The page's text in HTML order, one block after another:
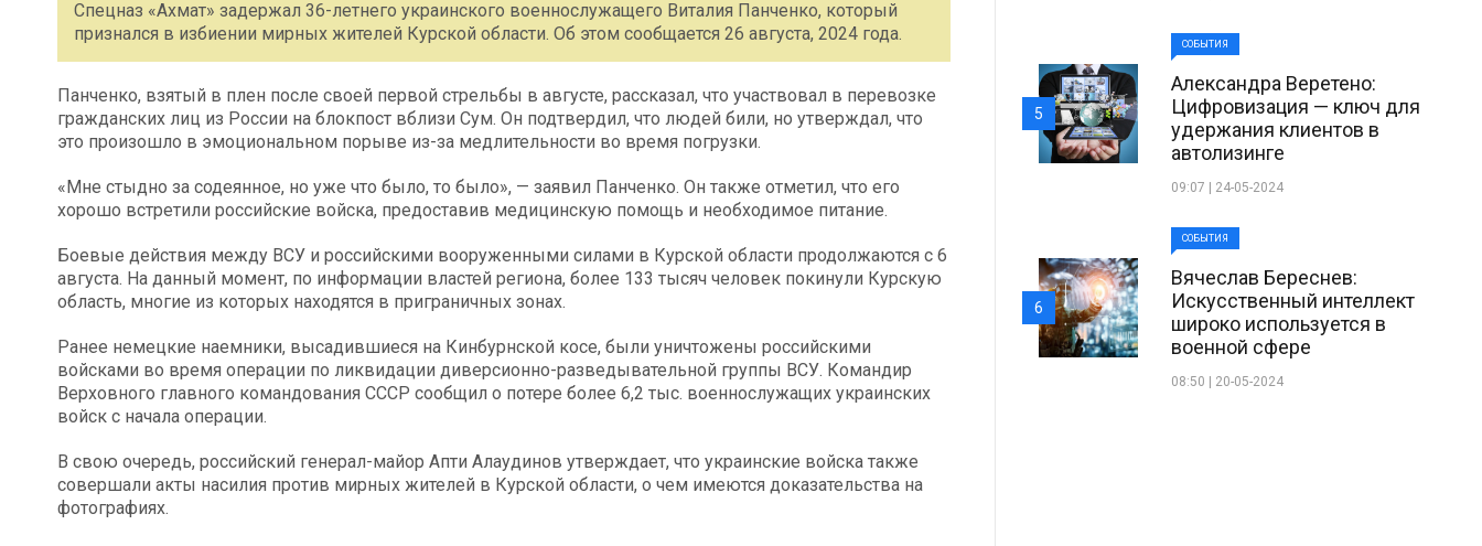
Спецназ «Ахмат» задержал 36-летнего украинского военнослужащего Виталия Панченко, который
признался в избиении мирных жителей Курской области. Об этом сообщается 26 августа, 2024 года.
Панченко, взятый в плен после своей первой стрельбы в августе, рассказал, что участвовал в перевозке
гражданских лиц из России на блокпост вблизи Сум. Он подтвердил, что людей били, но утверждал, что
это произошло в эмоциональном порыве из-за медлительности во время погрузки.
«Мне стыдно за содеянное, но уже что было, то было», — заявил Панченко. Он также отметил, что его
хорошо встретили российские войска, предоставив медицинскую помощь и необходимое питание.
Боевые действия между ВСУ и российскими вооруженными силами в Курской области продолжаются с 6
августа. На данный момент, по информации властей региона, более 133 тысяч человек покинули Курскую
область, многие из которых находятся в приграничных зонах.
Ранее немецкие наемники, высадившиеся на Кинбурнской косе, были уничтожены российскими
войсками во время операции по ликвидации диверсионно-разведывательной группы ВСУ. Командир
Верховного главного командования СССР сообщил о потере более 6,2 тыс. военнослужащих украинских
войск с начала операции.
В свою очередь, российский генерал-майор Апти Алаудинов утверждает, что украинские войска также
совершали акты насилия против мирных жителей в Курской области, о чем имеются доказательства на
фотографиях.
СОБЫТИЯ
Александра Веретено:
Цифровизация — ключ для
удержания клиентов в
автолизинге
09:07 | 24-05-2024
5
СОБЫТИЯ
Вячеслав Береснев:
Искусственный интеллект
широко используется в
военной сфере
08:50 | 20-05-2024
6